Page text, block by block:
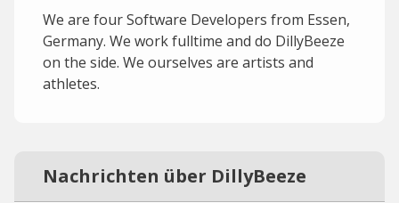
We are four Software Developers from Essen,
Germany. We work fulltime and do DillyBeeze
on the side. We ourselves are artists and
athletes.
Nachrichten über DillyBeeze